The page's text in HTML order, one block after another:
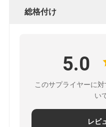
総格付け
5.0
このサプライヤーに
い
レビ